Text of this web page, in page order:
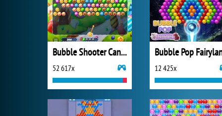
Bubble Shooter Candy
52 617x
Bubble Pop
12 425x